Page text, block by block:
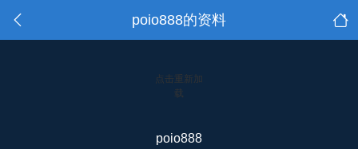
poio888的资料
点击重新加
载
poio888